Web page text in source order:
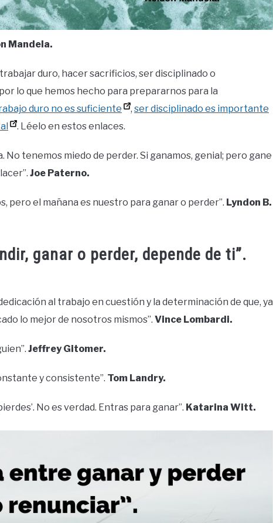
Mandela.
duro, hacer sacrificios, ser disciplinado o
lo que hemos hecho para prepararnos para la
duro no es suficiente , ser disciplinado es importante
. Léelo en estos enlaces.
No tenemos miedo de perder. Si ganamos, genial; pero gane
Joe Paterno.
pero el mañana es nuestro para ganar o perder”. Lyndon B.
ganar o perder, depende de ti”.
al trabajo en cuestión y la determinación de que, ya
lo mejor de nosotros mismos”. Vince Lombardi.
Jeffrey Gitomer.
y consistente”. Tom Landry.
No es verdad. Entras para ganar”. Katarina Witt.